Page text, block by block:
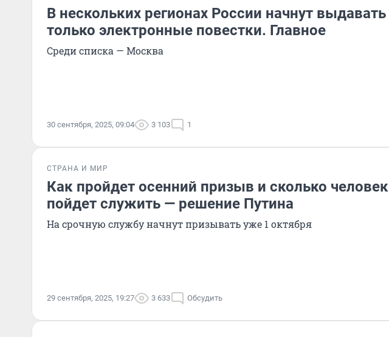
В нескольких регионах России начнут выдавать
только электронные повестки. Главное
Среди списка — Москва
30 сентября, 2025, 09:04 3 103 1
СТРАНА И МИР
Как пройдет осенний призыв и сколько человек
пойдет служить — решение Путина
На срочную службу начнут призывать уже 1 октября
29 сентября, 2025, 19:27 3 633 Обсудить